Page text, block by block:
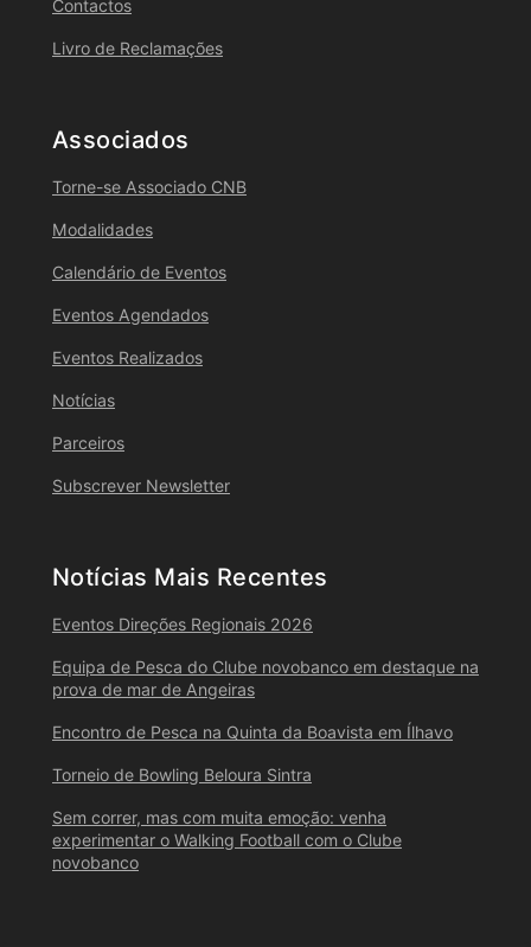
Contactos
Livro de Reclamações
Associados
Torne-se Associado CNB
Modalidades
Calendário de Eventos
Eventos Agendados
Eventos Realizados
Notícias
Parceiros
Subscrever Newsletter
Notícias Mais Recentes
Eventos Direções Regionais 2026
Equipa de Pesca do Clube novobanco em destaque na
prova de mar de Angeiras
Encontro de Pesca na Quinta da Boavista em Ílhavo
Torneio de Bowling Beloura Sintra
Sem correr, mas com muita emoção: venha
experimentar o Walking Football com o Clube
novobanco